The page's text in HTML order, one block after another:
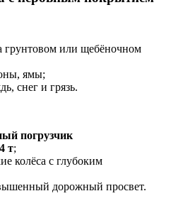
грунтовом или щебёночном
ямы;
снег и грязь.
погрузчик
т;
колёса с глубоким
дорожный просвет.